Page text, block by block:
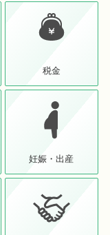
税金
妊娠・出産